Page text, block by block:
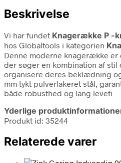
Beskrivelse
Vi har fundet Knagerække P -
hos Globaltools i kategorien
Denne moderne knagerække
der søger en kombination af stil
organisere deres beklædning
mm tykt pulverlakeret stål,
både robusthed og lang leveti
Yderlige
Produkt id: 35244
Relaterede varer